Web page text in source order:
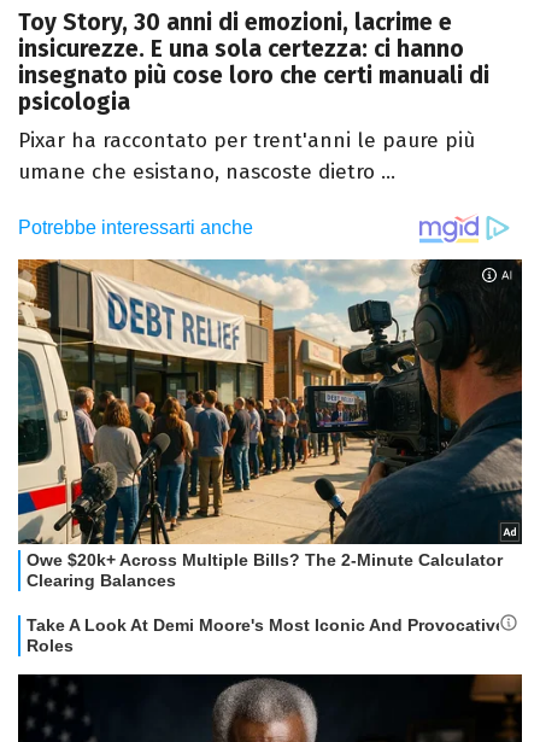
Toy Story, 30 anni di emozioni, lacrime e
insicurezze. E una sola certezza: ci hanno
insegnato più cose loro che certi manuali di
psicologia
Pixar ha raccontato per trent'anni le paure più
umane che esistano, nascoste dietro ...